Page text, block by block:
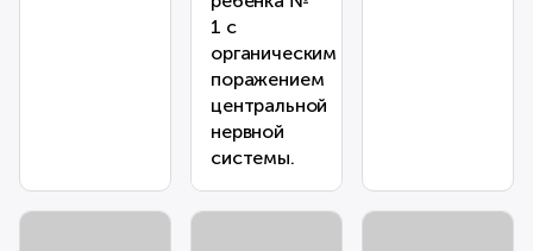
1 с
органическим
поражением
центральной
нервной
системы.